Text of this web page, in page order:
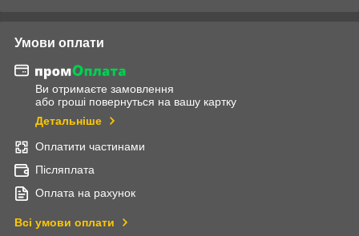
Умови оплати
Ви отримаєте замовлення
або гроші повернуться на вашу картку
Детальніше
Оплатити частинами
Післяплата
Оплата на рахунок
Всі умови оплати